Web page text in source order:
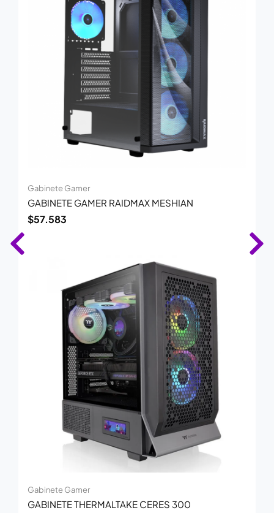
Gabinete Gamer
GABINETE GAMER RAIDMAX MESHIAN
$57.583
Gabinete Gamer
GABINETE THERMALTAKE CERES 300